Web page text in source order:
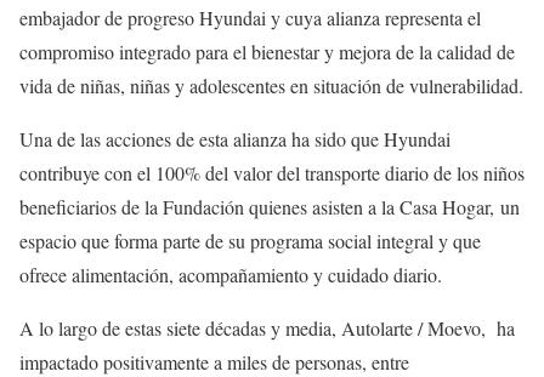
embajador de progreso Hyundai y cuya alianza representa el
compromiso integrado para el bienestar y mejora de la calidad de
vida de niñas, niñas y adolescentes en situación de vulnerabilidad.
Una de las acciones de esta alianza ha sido que Hyundai
contribuye con el 100% del valor del transporte diario de los niños
beneficiarios de la Fundación quienes asisten a la Casa Hogar, un
espacio que forma parte de su programa social integral y que
ofrece alimentación, acompañamiento y cuidado diario.
A lo largo de estas siete décadas y media, Autolarte / Moevo, ha
impactado positivamente a miles de personas, entre